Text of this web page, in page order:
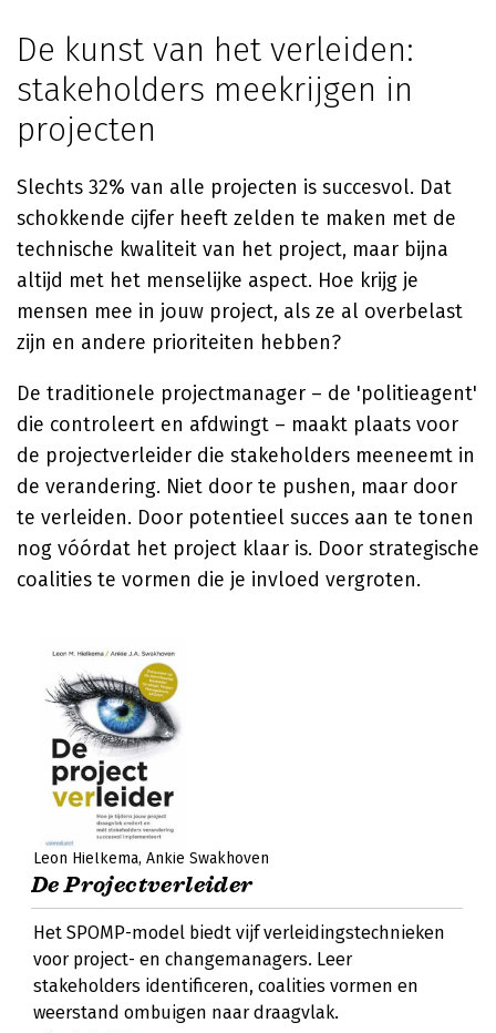
De kunst van het verleiden:
stakeholders meekrijgen in
projecten
Slechts 32% van alle projecten is succesvol. Dat
schokkende cijfer heeft zelden te maken met de
technische kwaliteit van het project, maar bijna
altijd met het menselijke aspect. Hoe krijg je
mensen mee in jouw project, als ze al overbelast
zijn en andere prioriteiten hebben?
De traditionele projectmanager – de 'politieagent'
die controleert en afdwingt – maakt plaats voor
de projectverleider die stakeholders meeneemt in
de verandering. Niet door te pushen, maar door
te verleiden. Door potentieel succes aan te tonen
nog vóórdat het project klaar is. Door strategische
coalities te vormen die je invloed vergroten.
Leon Hielkema Ankie Swakhoven
De Projectverleider
Het SPOMP-model biedt vijf verleidingstechnieken
voor project- en changemanagers. Leer
stakeholders identificeren, coalities vormen en
weerstand ombuigen naar draagvlak.